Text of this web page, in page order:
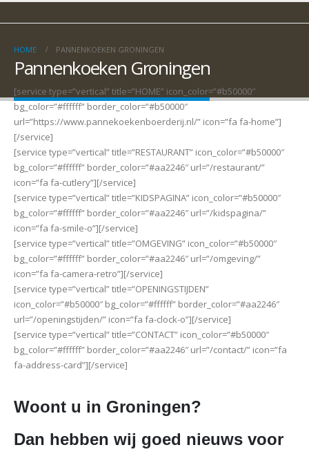
HOME PANNENKOEKEN GRONINGEN
Pannenkoeken Groningen
[service type=”vertical” title=”HOME” icon_color=”#b50000″
bg_color=”#ffffff” border_color=”#b50000″
url=”https://www.pannekoekenboerderij.nl/” icon=”fa fa-home”]
[/service]
[service type=”vertical” title=”RESTAURANT” icon_color=”#b50000″
bg_color=”#ffffff” border_color=”#aa2246″ url=”/restaurant/”
icon=”fa fa-cutlery”][/service]
[service type=”vertical” title=”KIDSPAGINA” icon_color=”#b50000″
bg_color=”#ffffff” border_color=”#aa2246″ url=”/kidspagina/”
icon=”fa fa-smile-o”][/service]
[service type=”vertical” title=”OMGEVING” icon_color=”#b50000″
bg_color=”#ffffff” border_color=”#aa2246″ url=”/omgeving/”
icon=”fa fa-camera-retro”][/service]
[service type=”vertical” title=”OPENINGSTIJDEN”
icon_color=”#b50000″ bg_color=”#ffffff” border_color=”#aa2246″
url=”/openingstijden/” icon=”fa fa-clock-o”][/service]
[service type=”vertical” title=”CONTACT” icon_color=”#b50000″
bg_color=”#ffffff” border_color=”#aa2246″ url=”/contact/” icon=”fa
fa-address-card”][/service]
Woont u in Groningen?
Dan hebben wij goed nieuws voor